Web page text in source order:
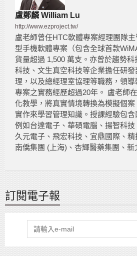
盧鄭麟 William Lu
http://www.ezproject.tw/
盧老師曾任HTC軟體專案經理團隊
型手機軟體專案（包含全球首款
貨量超過 1,500 萬支。亦曾於趨勢
科技、文生真空科技等企業擔任研
理，以及總經理室協理等職務，領
專案之實務經歷超過20年。 盧老師
化教學，將真實情境轉換為模擬個
實作來學習管理知識。授課經驗包含
例如台達電子、華碩電腦、揚智科技
久元電子、飛宏科技、宜鼎國際、精
南僑集團 (上海)、杏輝醫藥集團、新
訂閱電子報